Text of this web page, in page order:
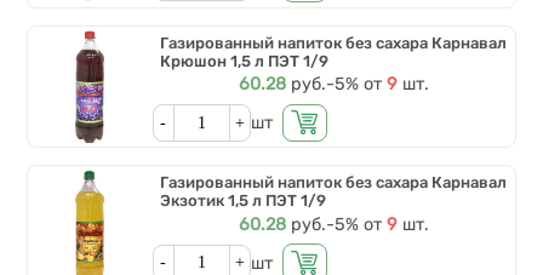
Газированный напиток без сахара Карнавал
Крюшон 1,5 л ПЭТ 1/9
Цена
60.28 руб.Скидки от количества
-5%от 9 шт.
Кол-во
шт
Газированный напиток без сахара Карнавал
Экзотик 1,5 л ПЭТ 1/9
Цена
60.28 руб.Скидки от количества
-5%от 9 шт.
Кол-во
шт